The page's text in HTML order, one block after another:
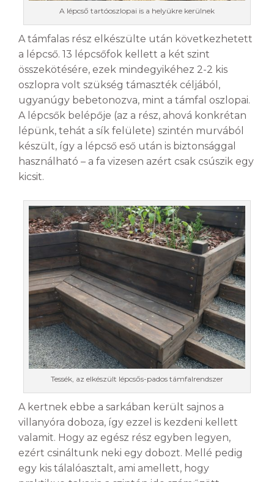
A lépcső tartóoszlopai is a helyükre kerülnek
A támfalas rész elkészülte után következhetett
a lépcső. 13 lépcsőfok kellett a két szint
összekötésére, ezek mindegyikéhez 2-2 kis
oszlopra volt szükség támaszték céljából,
ugyanúgy bebetonozva, mint a támfal oszlopai.
A lépcsők belépője (az a rész, ahová konkrétan
lépünk, tehát a sík felülete) szintén murvából
készült, így a lépcső eső után is biztonsággal
használható – a fa vizesen azért csak csúszik egy
kicsit.
Tessék, az elkészült lépcsős-pados támfalrendszer
A kertnek ebbe a sarkában került sajnos a
villanyóra doboza, így ezzel is kezdeni kellett
valamit. Hogy az egész rész egyben legyen,
ezért csináltunk neki egy dobozt. Mellé pedig
egy kis tálalóasztalt, ami amellett, hogy